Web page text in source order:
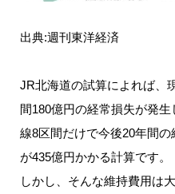
出典:週刊東洋経済
JR北海道の試算によれば、
間180億円の経常損失が発
線8区間だけで今後20年間の
が435億円かかる計算です。
しかし、そんな維持費用は